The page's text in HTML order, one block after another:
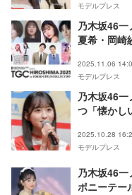
モデルプレス
乃木坂46
夏希・岡崎
2025.11.06
モデルプレス
乃木坂46
つ「懐かし
2025.10.28
モデルプレス
乃木坂46
ポニーテー